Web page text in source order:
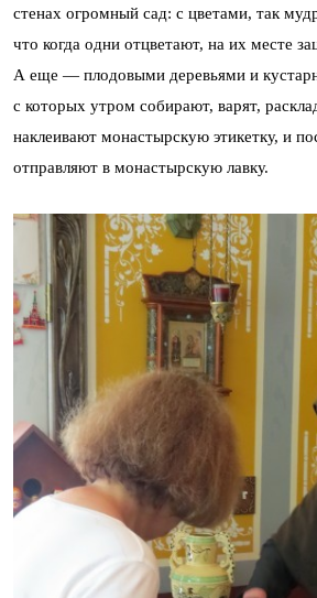
стенах огромный сад: с цветами, так
что когда одни отцветают, на их месте
А еще — плодовыми деревьями и
с которых утром собирают, варят,
наклеивают монастырскую этикетку, и
отправляют в монастырскую лавку.